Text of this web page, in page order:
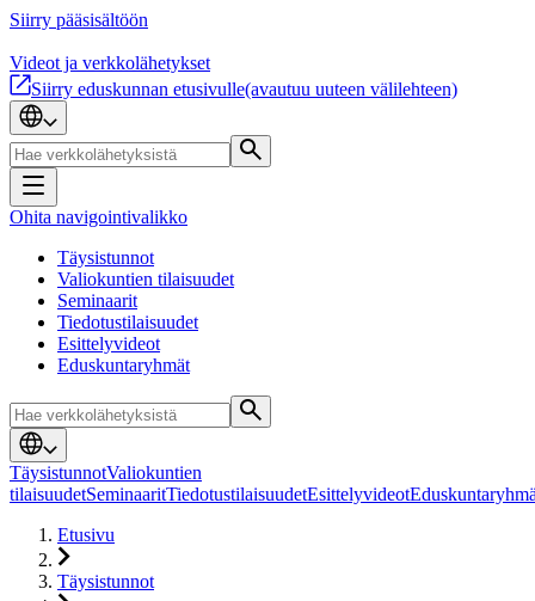
Siirry pääsisältöön
Videot ja verkkolähetykset
Siirry eduskunnan etusivulle(avautuu uuteen välilehteen)
Ohita navigointivalikko
Täysistunnot
Valiokuntien tilaisuudet
Seminaarit
Tiedotustilaisuudet
Esittelyvideot
Eduskuntaryhmät
TäysistunnotValiokuntien
tilaisuudetSeminaaritTiedotustilaisuudetEsittelyvideot
Etusivu
Täysistunnot